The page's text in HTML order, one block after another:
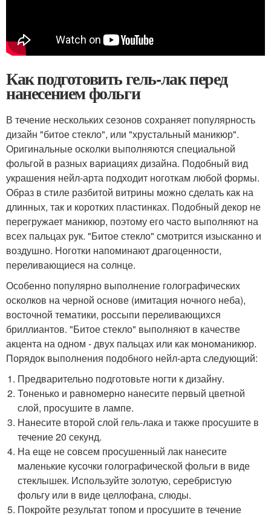
Как подготовить гель-лак перед
нанесением фольги
В течение нескольких сезонов сохраняет популярность
дизайн "битое стекло", или "хрустальный маникюр".
Оригинальные осколки выполняются специальной
фольгой в разных вариациях дизайна. Подобный вид
украшения нейл-арта подходит ноготкам любой формы.
Образ в стиле разбитой витрины можно сделать как на
длинных, так и коротких пластинках. Подобный декор не
перегружает маникюр, поэтому его часто выполняют на
всех пальцах рук. "Битое стекло" смотрится изысканно и
воздушно. Ноготки напоминают драгоценности,
переливающиеся на солнце.
Особенно популярно выполнение голографических
осколков на черной основе (имитация ночного неба),
восточной тематики, россыпи переливающихся
бриллиантов. "Битое стекло" выполняют в качестве
акцента на одном - двух пальцах или как мономаникюр.
Порядок выполнения подобного нейл-арта следующий:
Предварительно подготовьте ногти к дизайну.
Тоненько и равномерно нанесите первый цветной
слой, просушите в лампе.
Нанесите второй слой гель-лака и также просушите в
течение 20 секунд.
На еще не совсем просушенный лак нанесите
маленькие кусочки голографической фольги в виде
стеклышек. Используйте золотую, серебристую
фольгу или в виде целлофана, слюды.
Покройте результат топом и просушите в течение